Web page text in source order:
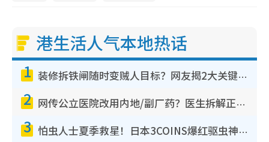
港生活人气本地热话
1 装修拆铁闸随时变贼人目标？网友揭2大关键用途：装新款等于白装？附新旧铁闸分别
2 网传公立医院改用内地/副厂药？医生拆解正副厂分别，揭4类人换药随时出事
3 怕虫人士夏季救星！日本3COINS爆红驱虫神器$45起 1招“全程免触碰”轻松搞定小强